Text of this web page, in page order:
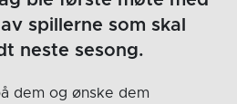
spillerne som skal
neste sesong.
dem og ønske dem